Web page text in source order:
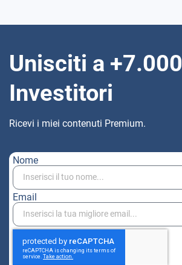
Unisciti a +7.000
Investitori
Ricevi i miei contenuti Premium.
Nome
Email